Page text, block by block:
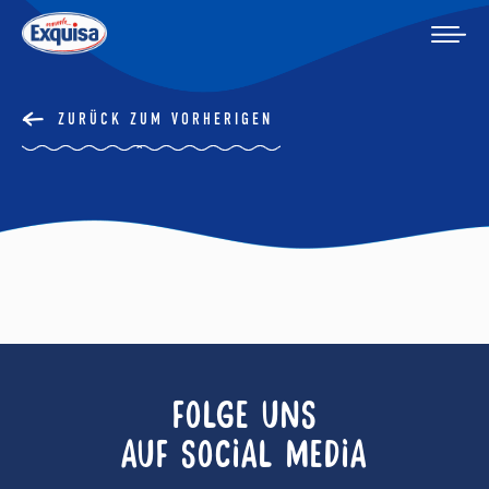
ZURÜCK ZUM VORHERIGEN
FOLGE UNS
AUF SOCIAL MEDIA